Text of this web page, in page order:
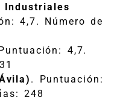
Industriales
4,7. Número de
4,7.
. Puntuación:
248